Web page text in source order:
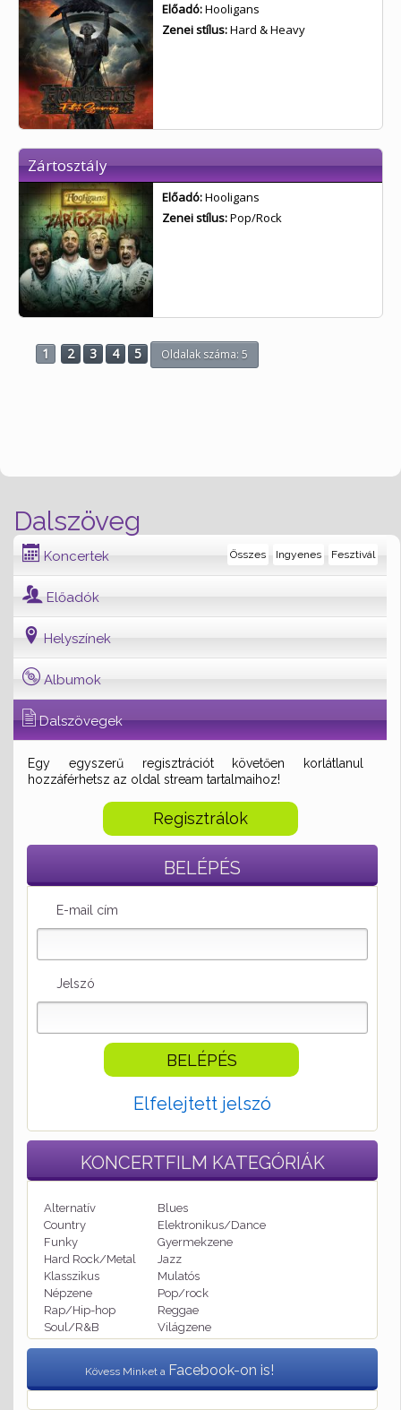
Dalszöveg
Koncertek Fesztivál
Ingyenes
Összes
Előadók
Helyszínek
Albumok
Dalszövegek
Egy egyszerű regisztrációt követően korlátlanul
hozzáférhetsz az oldal stream tartalmaihoz!
Regisztrálok
BELÉPÉS
E-mail cím
Jelszó
Elfelejtett jelszó
KONCERTFILM KATEGÓRIÁK
Alternatív
Blues
Country
Elektronikus/Dance
Funky
Gyermekzene
Hard Rock/Metal
Jazz
Klasszikus
Mulatós
Népzene
Pop/rock
Rap/Hip-hop
Reggae
Soul/R&B
Világzene
Kövess Minket a Facebook-on is!
Előadó:Hooligans
Zenei stílus:Hard & Heavy
Zártosztály
Előadó:Hooligans
Zenei stílus:Pop/Rock
1 2 3 4 5 Oldalak száma: 5